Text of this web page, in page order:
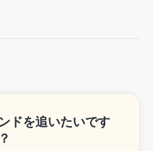
ドを追いたいです